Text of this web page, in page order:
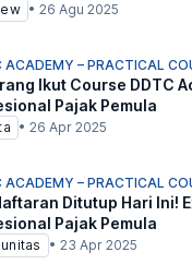
• 26 Agu 2025
ACADEMY – PRACTICAL
Ikut Course DDTC
Pajak Pemula
• 26 Apr 2025
ACADEMY – PRACTICAL
Ditutup Hari Ini!
Pajak Pemula
• 23 Apr 2025